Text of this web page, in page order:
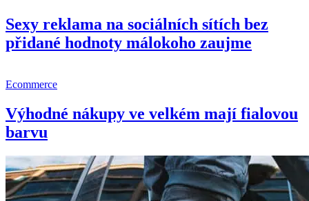
Sexy reklama na sociálních sítích bez
přidané hodnoty málokoho zaujme
Ecommerce
Výhodné nákupy ve velkém mají fialovou
barvu